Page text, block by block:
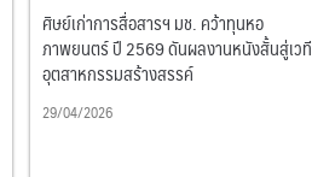
ศิษย์เก่าการสื่อสารฯ มช. คว้าทุนหอ
ภาพยนตร์ ปี 2569 ดันผลงานหนังสั้นสู่เวที
อุตสาหกรรมสร้างสรรค์
29/04/2026